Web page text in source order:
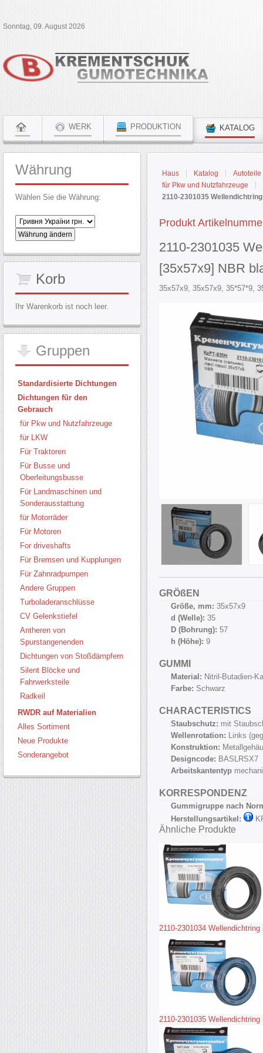
Sonntag, 09. August 2026
WERK PRODUKTION KATALOG
Haus Katalog
Autoteile
für Pkw und Nutzfahrzeuge
2110-2301035
Produkt
2110-2301035
[35x57x9] NBR
35х57х9, 35x57x9, 35*57*9,
GRÖßEN
Größe, mm: 35х57х9
d (Welle): 35
D (Bohrung): 57
h (Höhe): 9
GUMMI
Material: Nitril-Butadien-
Farbe: Schwarz
CHARACTERISTICS
Staubschutz: mit
Wellenrotation:
Links
Konstruktion:
Designcode: BASLRSX7
Arbeitskantentyp
KORRESPONDENZ
Gummigruppe nach
Herstellungsartikel:
Ähnliche Produkte
2110-2301034
2110-2301035
Währung
Wählen Sie die Währung:
Korb
Ihr Warenkorb ist noch leer.
Gruppen
Standardisierte Dichtungen
Dichtungen für den
Gebrauch
für Pkw und Nutzfahrzeuge
für LKW
Für Traktoren
Für Busse und
Oberleitungsbusse
Für Landmaschinen und
Sonderausstattung
für Motorräder
Für Motoren
For driveshafts
Für Bremsen und Kupplungen
Für Zahnradpumpen
Andere Gruppen
Turboladeranschlüsse
CV Gelenkstiefel
Antheren von
Spurstangenenden
Dichtungen von Stoßdämpfern
Silent Blöcke und
Fahrwerksteile
Radkeil
RWDR auf Materialien
Alles Sortiment
Neue Produkte
Sonderangebot